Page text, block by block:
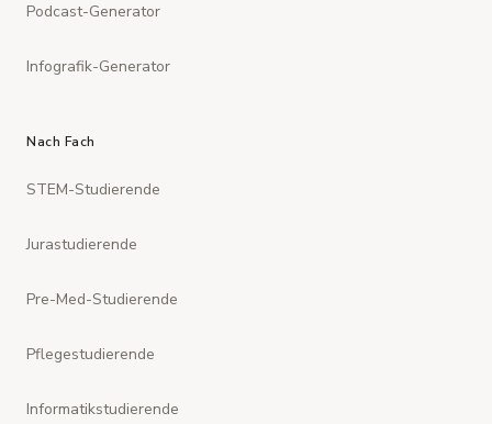
Podcast-Generator
Infografik-Generator
Nach Fach
STEM-Studierende
Jurastudierende
Pre-Med-Studierende
Pflegestudierende
Informatikstudierende